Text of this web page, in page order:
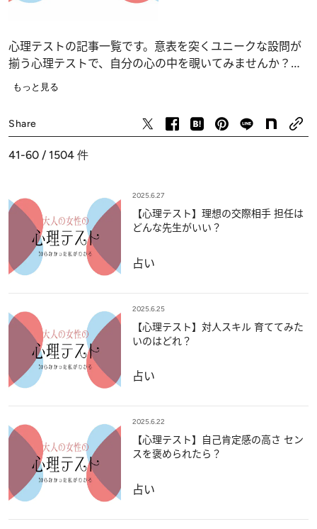
心理テストの記事一覧です。意表を突くユニークな設問が
揃う心理テストで、自分の心の中を覗いてみませんか？
恋愛、仕事、人間関係の深層心理……、自分でも気づかな
もっと見る
Share
41-60 / 1504 件
2025.6.27
【心理テスト】理想の交際相手 担任は
どんな先生がいい？
占い
2025.6.25
【心理テスト】対人スキル 育ててみた
いのはどれ？
占い
2025.6.22
【心理テスト】自己肯定感の高さ セン
スを褒められたら？
占い